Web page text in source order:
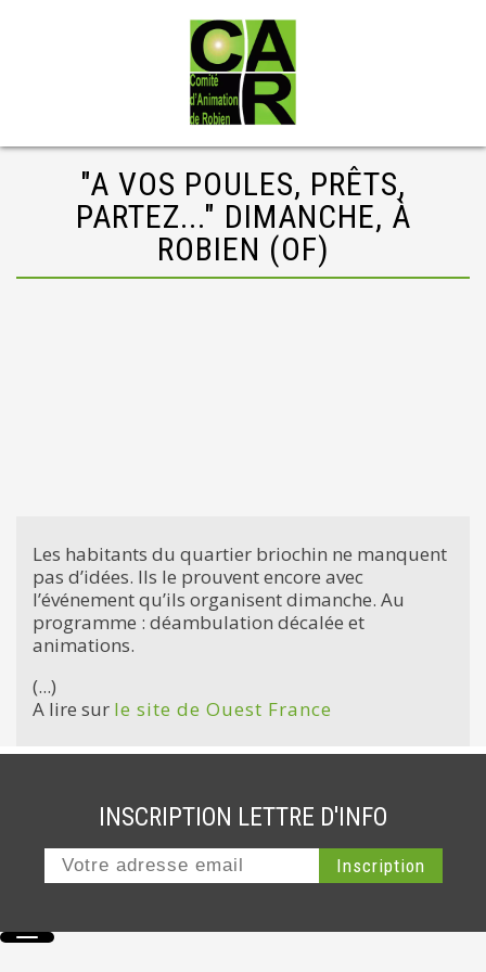
"A VOS POULES, PRÊTS,
PARTEZ..." DIMANCHE, À
ROBIEN (OF)
Les habitants du quartier briochin ne manquent
pas d’idées. Ils le prouvent encore avec
l’événement qu’ils organisent dimanche. Au
programme : déambulation décalée et
animations.
(...)
A lire sur le site de Ouest France
INSCRIPTION LETTRE D'INFO